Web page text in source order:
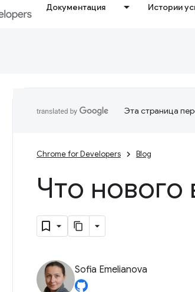
Документация Истории
Эта страница
Chrome for Developers Blog
Что нового
Sofia Emelianova